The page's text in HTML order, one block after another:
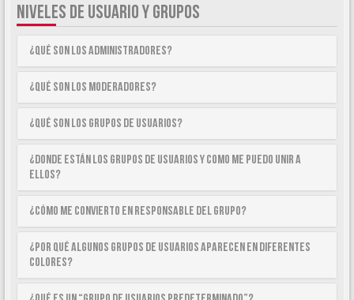
NIVELES DE USUARIO Y GRUPOS
¿Qué son los Administradores?
¿Qué son los Moderadores?
¿Qué son los Grupos de Usuarios?
¿Donde están los Grupos de Usuarios y como me puedo unir a
ellos?
¿Cómo me convierto en Responsable del Grupo?
¿Por qué algunos Grupos de Usuarios aparecen en diferentes
colores?